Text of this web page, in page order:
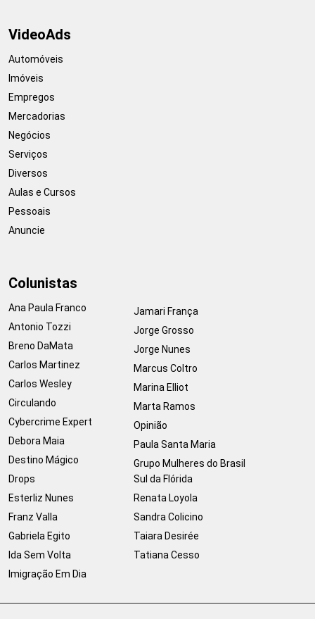
VideoAds
Automóveis
Imóveis
Empregos
Mercadorias
Negócios
Serviços
Diversos
Aulas e Cursos
Pessoais
Anuncie
Colunistas
Ana Paula Franco
Antonio Tozzi
Breno DaMata
Carlos Martinez
Carlos Wesley
Circulando
Cybercrime Expert
Debora Maia
Destino Mágico
Drops
Esterliz Nunes
Franz Valla
Gabriela Egito
Ida Sem Volta
Imigração Em Dia
Jamari França
Jorge Grosso
Jorge Nunes
Marcus Coltro
Marina Elliot
Marta Ramos
Opinião
Paula Santa Maria
Grupo Mulheres do Brasil
Sul da Flórida
Renata Loyola
Sandra Colicino
Taiara Desirée
Tatiana Cesso